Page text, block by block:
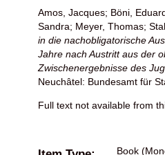
Amos, Jacques; Böni,
Sandra; Meyer, Thomas;
in die nachobligatorische
Jahre nach Austritt aus der
Zwischenergebnisse des
Neuchâtel: Bundesamt für
Full text not available from
Book